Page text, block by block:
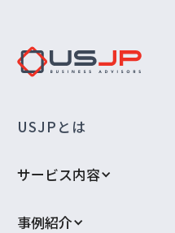
USJPとは
サービス内容
事例紹介